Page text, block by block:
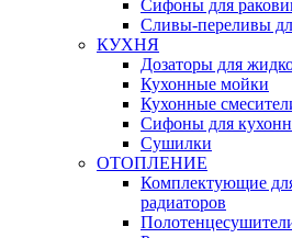
Сифоны для
Сливы-переливы
КУХНЯ
Дозаторы для
Кухонные мойки
Кухонные
Сифоны для
Сушилки
ОТОПЛЕНИЕ
Комплектующие
радиаторов